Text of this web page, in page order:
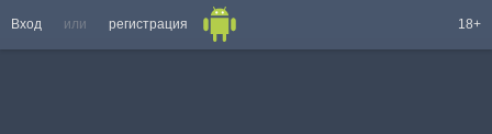
Вход или регистрация 18+